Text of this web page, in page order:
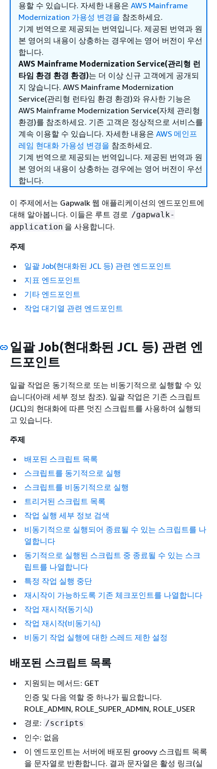
용할 수 있습니다. 자세한 내용은 AWS Mainframe
Modernization 가용성 변경을 참조하세요.
기계 번역으로 제공되는 번역입니다. 제공된 번역과 원
본 영어의 내용이 상충하는 경우에는 영어 버전이 우선
합니다.
AWS Mainframe Modernization Service(관리형 런
타임 환경 환경 환경)는 더 이상 신규 고객에게 공개되
지 않습니다. AWS Mainframe Modernization
Service(관리형 런타임 환경 환경)와 유사한 기능은
AWS Mainframe Modernization Service(자체 관리형
환경)를 참조하세요. 기존 고객은 정상적으로 서비스를
계속 이용할 수 있습니다. 자세한 내용은 AWS 메인프
레임 현대화 가용성 변경을 참조하세요.
기계 번역으로 제공되는 번역입니다. 제공된 번역과 원
본 영어의 내용이 상충하는 경우에는 영어 버전이 우선
합니다.
이 주제에서는 Gapwalk 웹 애플리케이션의 엔드포인트에
대해 알아봅니다. 이들은 루트 경로 /gapwalk-
application 을 사용합니다.
주제
일괄 Job(현대화된 JCL 등) 관련 엔드포인트
지표 엔드포인트
기타 엔드포인트
작업 대기열 관련 엔드포인트
일괄 Job(현대화된 JCL 등) 관련 엔
드포인트
일괄 작업은 동기적으로 또는 비동기적으로 실행할 수 있
습니다(아래 세부 정보 참조). 일괄 작업은 기존 스크립트
(JCL)의 현대화에 따른 멋진 스크립트를 사용하여 실행되
고 있습니다.
주제
배포된 스크립트 목록
스크립트를 동기적으로 실행
스크립트를 비동기적으로 실행
트리거된 스크립트 목록
작업 실행 세부 정보 검색
비동기적으로 실행되어 종료될 수 있는 스크립트를 나
열합니다
동기적으로 실행된 스크립트 중 종료될 수 있는 스크
립트를 나열합니다
특정 작업 실행 중단
재시작이 가능하도록 기존 체크포인트를 나열합니다
작업 재시작(동기식)
작업 재시작(비동기식)
비동기 작업 실행에 대한 스레드 제한 설정
배포된 스크립트 목록
지원되는 메서드: GET
인증 및 다음 역할 중 하나가 필요합니다.
ROLE_ADMIN, ROLE_SUPER_ADMIN, ROLE_USER
경로: /scripts
인수: 없음
이 엔드포인트는 서버에 배포된 groovy 스크립트 목록
을 문자열로 반환합니다. 결과 문자열은 활성 링크(실